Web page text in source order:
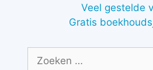
Veel gestelde
Gratis
Zoek